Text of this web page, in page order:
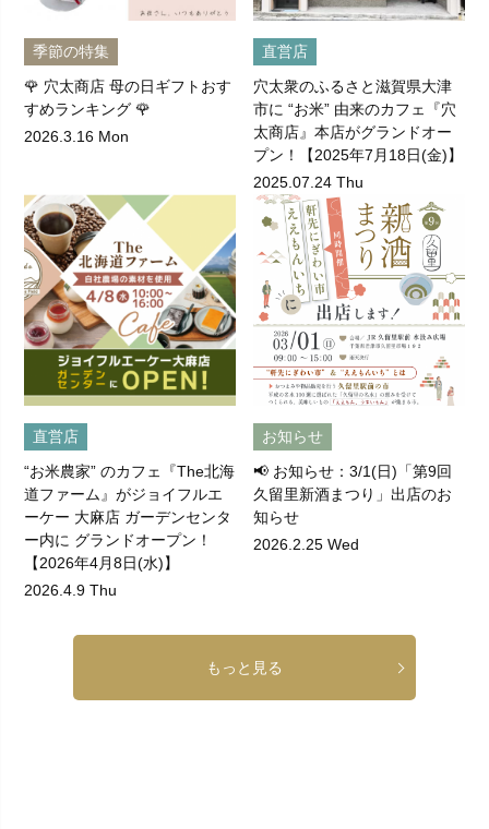
季節の特集
🌹 穴太商店 母の日ギフトおす
すめランキング 🌹
2026.3.16 Mon
直営店
穴太衆のふるさと滋賀県大津
市に “お米” 由来のカフェ『穴
太商店』本店がグランドオー
プン！【2025年7月18日(金)】
2025.07.24 Thu
直営店
“お米農家” のカフェ『The北海
道ファーム』がジョイフルエ
ーケー 大麻店 ガーデンセンタ
ー内に グランドオープン！
【2026年4月8日(水)】
2026.4.9 Thu
お知らせ
📢 お知らせ：3/1(日)「第9回
久留里新酒まつり」出店のお
知らせ
2026.2.25 Wed
もっと見る